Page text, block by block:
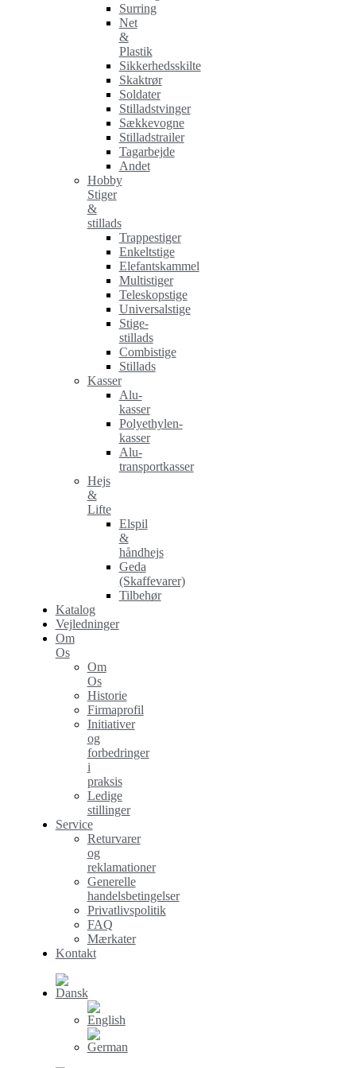
Surring
Net
&
Plastik
Sikkerhedsskilte
Skaktrør
Soldater
Stilladstvinger
Sækkevogne
Stilladstrailer
Tagarbejde
Andet
Hobby
Stiger
&
stillads
Trappestiger
Enkeltstige
Elefantskammel
Multistiger
Teleskopstige
Universalstige
Stige-
stillads
Combistige
Stillads
Kasser
Alu-
kasser
Polyethylen-
kasser
Alu-
transportkasser
Hejs
&
Lifte
Elspil
&
håndhejs
Geda
(Skaffevarer)
Tilbehør
Katalog
Vejledninger
Om
Os
Om
Os
Historie
Firmaprofil
Initiativer
og
forbedringer
i
praksis
Ledige
stillinger
Service
Returvarer
og
reklamationer
Generelle
handelsbetingelser
Privatlivspolitik
FAQ
Mærkater
Kontakt